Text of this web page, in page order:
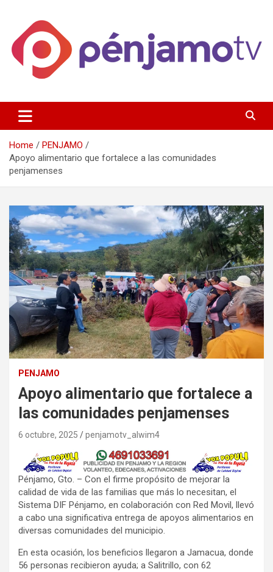
content
Penjamotv
Gto y la region.
Home
PENJAMO
Apoyo alimentario que fortalece a las comunidades
penjamenses
PENJAMO
Apoyo alimentario que fortalece a
las comunidades penjamenses
6 octubre, 2025 penjamotv_alwim4
Pénjamo, Gto. – Con el firme propósito de mejorar la
calidad de vida de las familias que más lo necesitan, el
Sistema DIF Pénjamo, en colaboración con Red Movil, llevó
a cabo una significativa entrega de apoyos alimentarios en
diversas comunidades del municipio.
En esta ocasión, los beneficios llegaron a Jamacua, donde
56 personas recibieron ayuda; a Salitrillo, con 62